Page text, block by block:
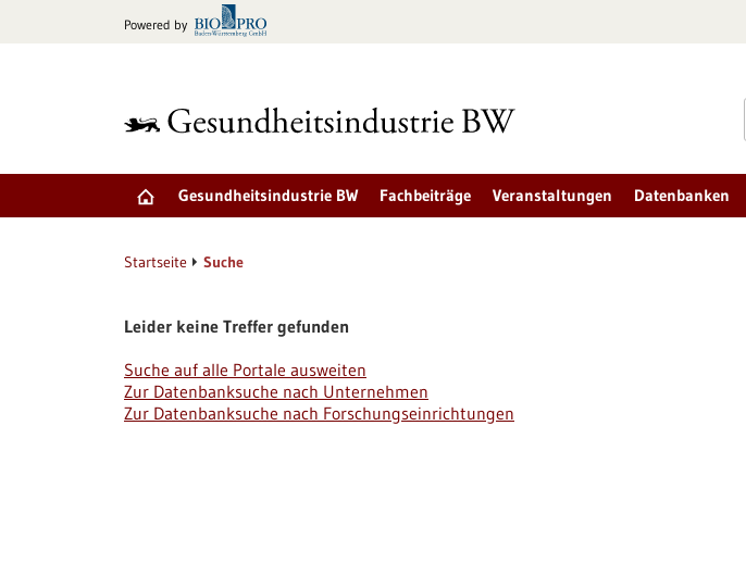
Powered by
Gesundheitsindustrie BW Fachbeiträge Veranstaltungen Datenbanken
Startseite Suche
Leider keine Treffer gefunden
Suche auf alle Portale ausweiten
Zur Datenbanksuche nach Unternehmen
Zur Datenbanksuche nach Forschungseinrichtungen